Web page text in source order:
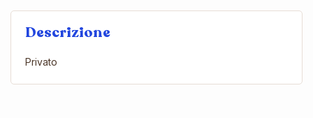
Descrizione
Privato